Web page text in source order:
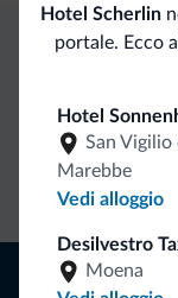
Hotel Scherlin
portale. Ecco
Hotel
San Vigilio
Marebbe
Vedi alloggio
Desilvestro
Moena
Vantaggi
Contatto
diretto